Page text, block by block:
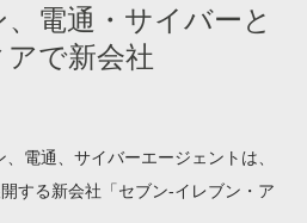
電通・サイバーと
で新会社
電通、サイバーエージェントは、
する新会社「セブン‐イレブン・ア